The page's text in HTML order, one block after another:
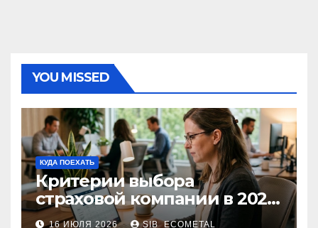
YOU MISSED
КУДА ПОЕХАТЬ
Критерии выбора
страховой компании в 2026
году: надежность и
16 ИЮЛЯ 2026 SIB_ECOMETAL